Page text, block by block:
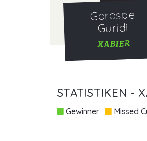
Gorospe
Guridi
XABIER
STATISTIKEN -
Gewinner Missed